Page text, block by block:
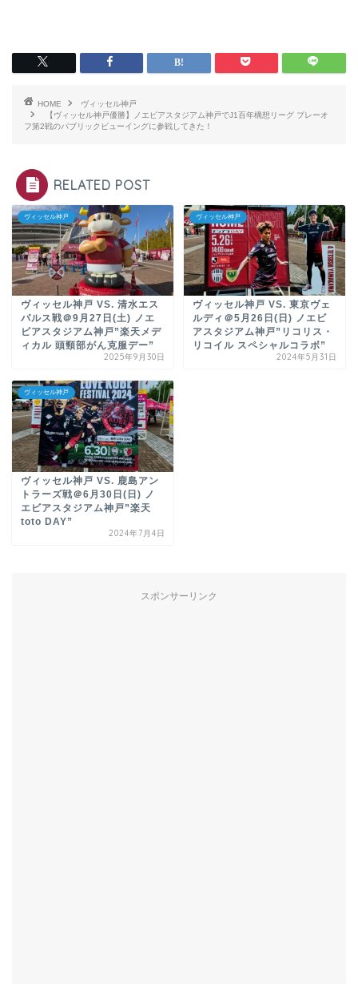
HOME
ヴィッセル神戸
【ヴィッセル神戸優勝】ノエビアスタジアム神戸でJ1百年構想リーグ プレーオ
フ第2戦のパブリックビューイングに参戦してきた！
RELATED POST
ヴィッセル神戸
ヴィッセル神戸 VS. 清水エス
パルス戦＠9月27日(土) ノエ
ビアスタジアム神戸”楽天メデ
ィカル 頭頸部がん克服デー”
2025年9月30日
ヴィッセル神戸
ヴィッセル神戸 VS. 東京ヴェ
ルディ＠5月26日(日) ノエビ
アスタジアム神戸”リコリス・
リコイル スペシャルコラボ”
2024年5月31日
ヴィッセル神戸
ヴィッセル神戸 VS. 鹿島アン
トラーズ戦＠6月30日(日) ノ
エビアスタジアム神戸”楽天
toto DAY”
2024年7月4日
スポンサーリンク